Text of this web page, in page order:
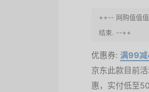
++-- 网购值值
结束. --++
优惠券: 满99
京东此款目前
惠，实付低至